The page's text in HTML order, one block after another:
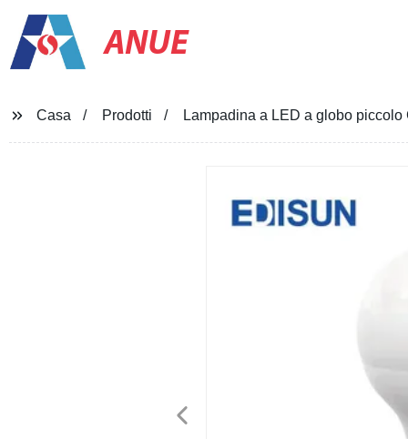
ANUE
Casa Prodotti Lampadina a LED a globo